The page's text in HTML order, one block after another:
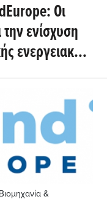
Οι
ενίσχυση
ενεργειακής
&